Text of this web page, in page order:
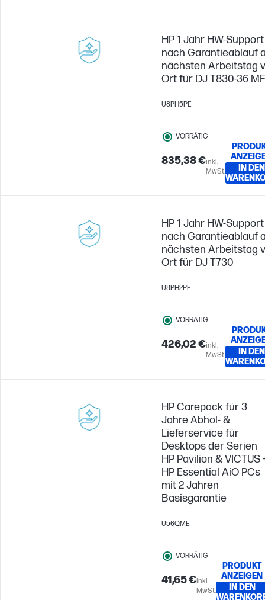
HP 1 Jahr HW-Support
nach Garantieablauf
nächsten Arbeitstag
Ort für DJ T830-36
U8PH5PE
VORRÄTIG
835,38 €inkl.
MwSt.
IN DEN
HP 1 Jahr HW-Support
nach Garantieablauf
nächsten Arbeitstag
Ort für DJ T730
U8PH2PE
VORRÄTIG
426,02 €inkl.
MwSt.
IN DEN
HP Carepack für 3
Jahre Abhol- &
Lieferservice für
Desktops der Serien
HP Pavilion & VICTUS
HP Essential AiO PCs
mit 2 Jahren
Basisgarantie
U56QME
VORRÄTIG
41,65 €inkl.
MwSt.
PRODUKT
ANZEIGEN
IN DEN